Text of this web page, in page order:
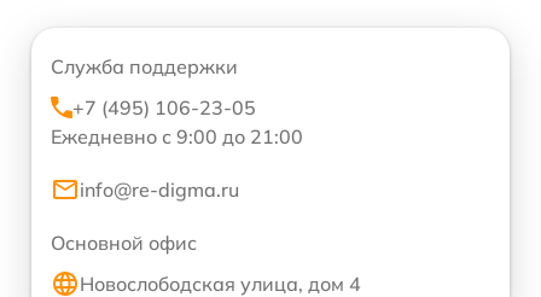
Служба поддержки
+7 (495) 106-23-05
Ежедневно с 9:00 до 21:00
info@re-digma.ru
Основной офис
Новослободская улица, дом 4